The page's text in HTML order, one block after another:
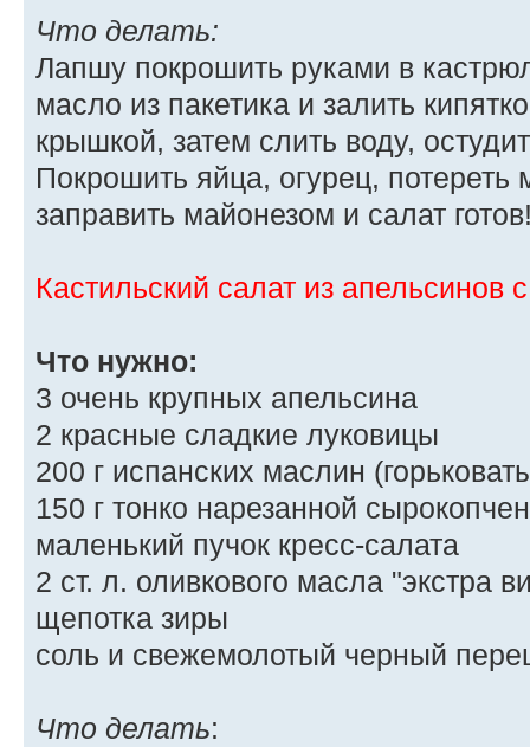
Что делать:
Лапшу покрошить руками в
масло из пакетика и залить
крышкой, затем слить воду,
Покрошить яйца, огурец, потереть
заправить майонезом и салат
Кастильский салат из апельсинов
Что нужно:
3 очень крупных апельсина
2 красные сладкие луковицы
200 г испанских маслин
150 г тонко нарезанной
маленький пучок кресс-салата
2 ст. л. оливкового масла "экстра
щепотка зиры
соль и свежемолотый черный
Что делать: